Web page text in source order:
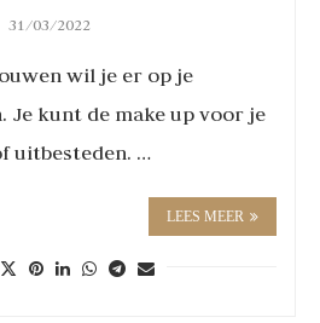
31/03/2022
wil je er op je
kunt de make up voor je
uitbesteden. …
LEES MEER